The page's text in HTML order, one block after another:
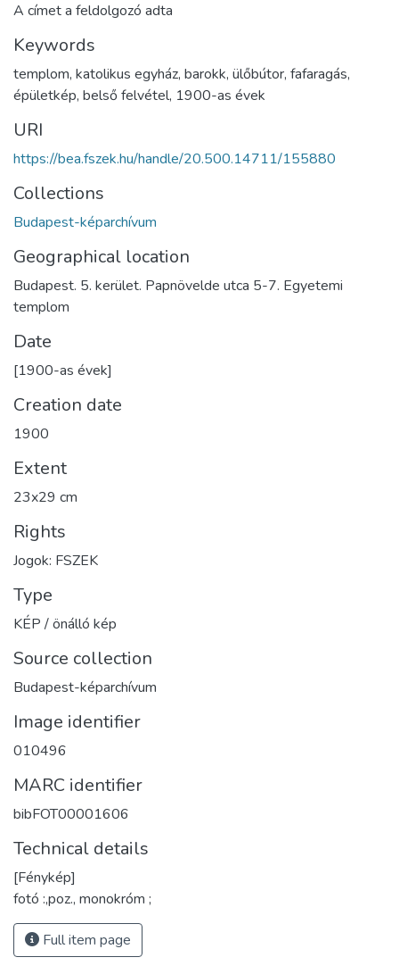
A címet a feldolgozó adta
Keywords
templom, katolikus egyház, barokk, ülőbútor, fafaragás,
épületkép, belső felvétel, 1900-as évek
URI
https://bea.fszek.hu/handle/20.500.14711/155880
Collections
Budapest-képarchívum
Geographical location
Budapest. 5. kerület. Papnövelde utca 5-7. Egyetemi
templom
Date
[1900-as évek]
Creation date
1900
Extent
23x29 cm
Rights
Jogok: FSZEK
Type
KÉP / önálló kép
Source collection
Budapest-képarchívum
Image identifier
010496
MARC identifier
bibFOT00001606
Technical details
[Fénykép]
fotó :,poz., monokróm ;
Full item page